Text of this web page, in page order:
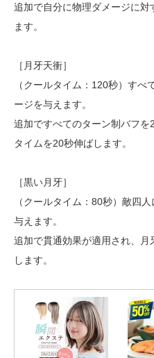
追加で自分に物理ダメージに
ます。
［月牙天衝］
（クールタイム：120秒）す
ージを与えます。
追加ですべてのターン制バフ
タイムを20秒伸ばします。
［黒い月牙］
（クールタイム：80秒）敵四
与えます。
追加で貫通効果が適用され、月
します。